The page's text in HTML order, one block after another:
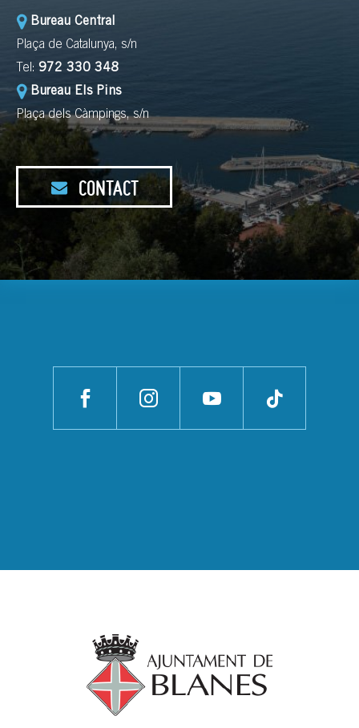
Bureau Central
Plaça de Catalunya, s/n
Tel: 972 330 348
Bureau Els Pins
Plaça dels Càmpings, s/n
CONTACT